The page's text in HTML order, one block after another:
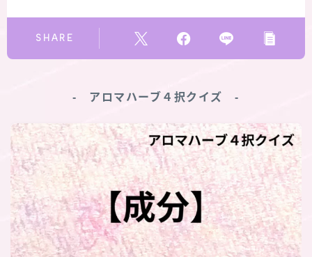
SHARE
‐ アロマハーブ４択クイズ ‐